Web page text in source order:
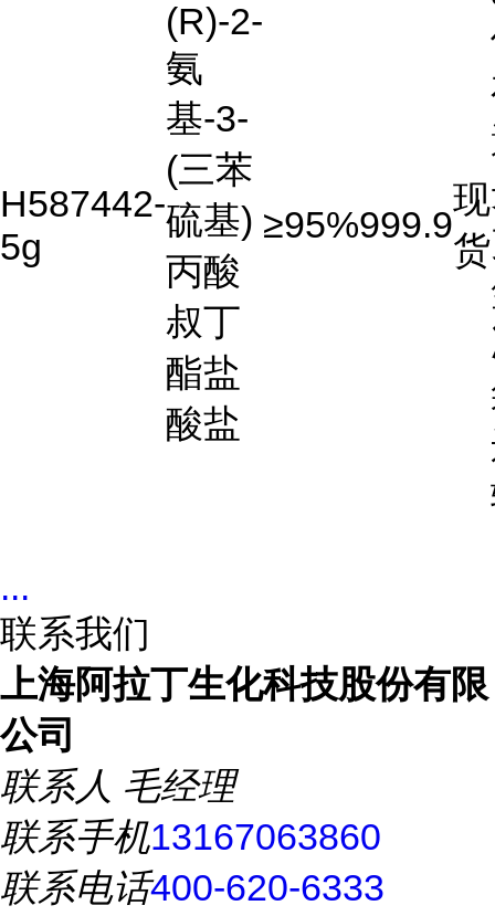
H587442-
5g
(R)-2-
氨
基-3-
(三苯
硫基)
丙酸
叔丁
酯盐
酸盐
≥95%999.9
现
货
...
联系我们
上海阿拉丁生化科技股份有限
公司
联系人 毛经理
联系手机13167063860
联系电话400-620-6333